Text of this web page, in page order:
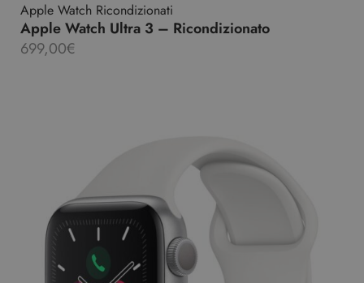
Apple Watch Ricondizionati
Apple Watch Ultra 3 – Ricondizionato
699,00€